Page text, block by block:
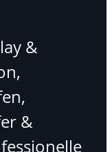
&
&